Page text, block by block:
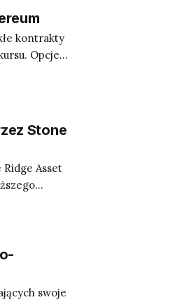
kontrakty
Opcje
Stone
Asset
firmy
swoje